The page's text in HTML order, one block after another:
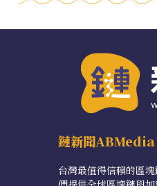
鏈新聞ABMedia
台灣最值得信賴的區